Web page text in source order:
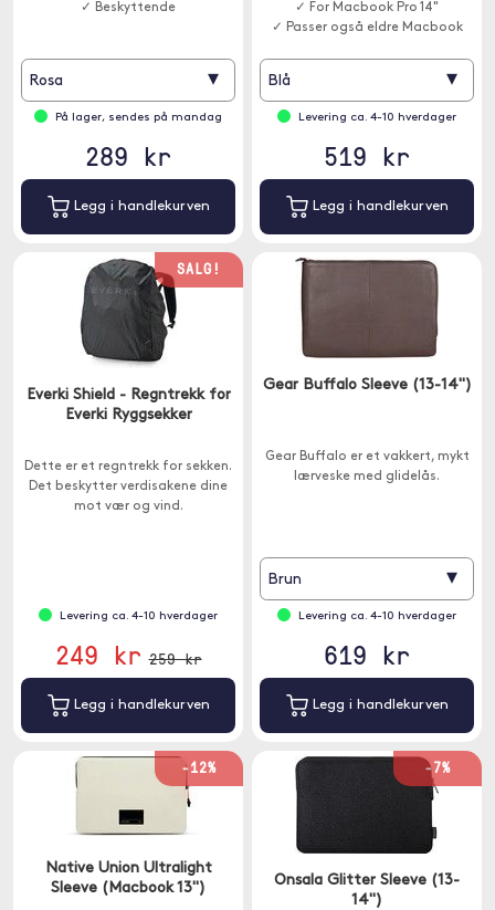
✓ Beskyttende
Rosa ▾
På lager, sendes på mandag
289 kr
Legg i handlekurven
✓ For Macbook Pro 14"
✓ Passer også eldre Macbook
Blå ▾
Levering ca. 4-10 hverdager
519 kr
Legg i handlekurven
SALG!
Everki Shield - Regntrekk for
Everki Ryggsekker
Dette er et regntrekk for sekken.
Det beskytter verdisakene dine
mot vær og vind.
Levering ca. 4-10 hverdager
249 kr 259 kr
Legg i handlekurven
Gear Buffalo Sleeve (13-14")
Gear Buffalo er et vakkert, mykt
lærveske med glidelås.
Brun ▾
Levering ca. 4-10 hverdager
619 kr
Legg i handlekurven
-12%
Native Union Ultralight
Sleeve (Macbook 13")
-7%
Onsala Glitter Sleeve (13-
14")